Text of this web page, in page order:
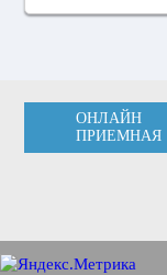
ОНЛАЙН
ПРИЕМНАЯ